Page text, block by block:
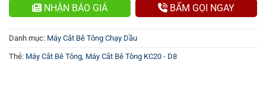
NHẬN BÁO GIÁ BẤM GỌI NGAY
Danh mục: Máy Cắt Bê Tông Chạy Dầu
Thẻ: Máy Cắt Bê Tông, Máy Cắt Bê Tông KC20 - D8